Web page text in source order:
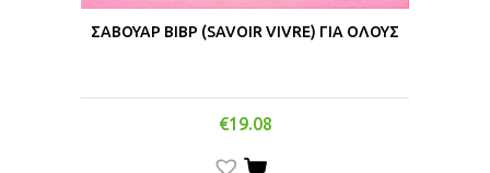
ΣΑΒΟΥΑΡ ΒΙΒΡ (SAVOIR VIVRE) ΓΙΑ ΟΛΟΥΣ
€19.08